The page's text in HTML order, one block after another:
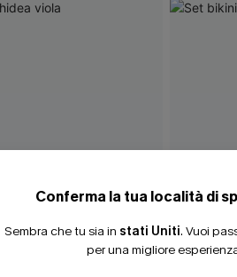
Conferma la tua località di
Sembra che tu sia in stati Uniti. Vuoi
per una migliore
20%